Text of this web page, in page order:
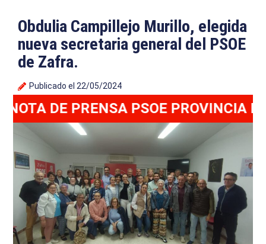
Obdulia Campillejo Murillo, elegida
nueva secretaria general del PSOE
de Zafra.
Publicado el 22/05/2024
DE PRENSA PSOE PROVINCIA DE